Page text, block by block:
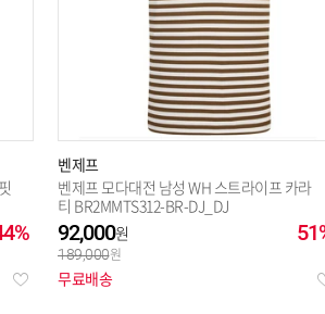
벤제프
벤제프 모다대전 남성 WH 스트라이프 카라
티 BR2MMTS312-BR-DJ_DJ
92,000
189,000
무료배송